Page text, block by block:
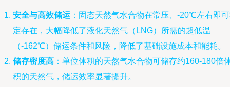
安全与高效储运 ：固态天然气水合物在常压、-20℃左右即
定存在，大幅降低了液化天然气（LNG）所需的超低温
（-162℃）储运条件和风险，降低了基础设施成本和能耗。
储存密度高 ：单位体积的天然气水合物可储存约160-180倍
积的天然气，储运效率显著提升。